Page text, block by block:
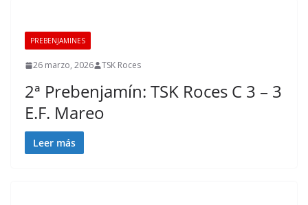
PREBENJAMINES
26 marzo, 2026 TSK Roces
2ª Prebenjamín: TSK Roces C 3 – 3
E.F. Mareo
Leer más